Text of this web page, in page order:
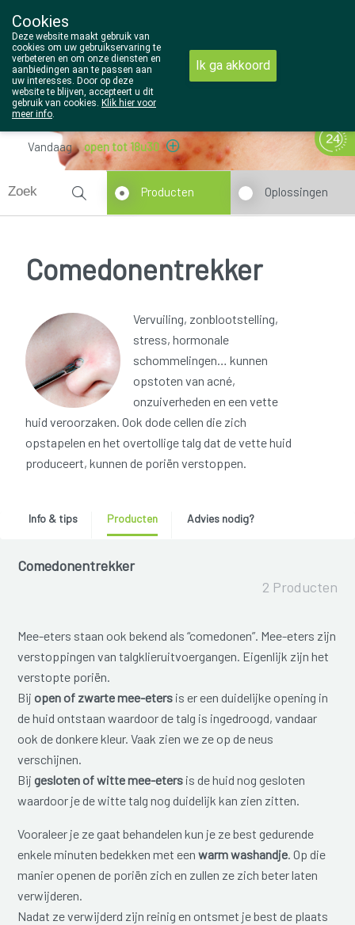
014/810298
Vandaag open tot 18u30
Producten Oplossingen
Comedonentrekker
Vervuiling, zonblootstelling,
stress, hormonale
schommelingen… kunnen
opstoten van acné,
onzuiverheden en een vette
huid veroorzaken. Ook dode cellen die zich
opstapelen en het overtollige talg dat de vette huid
produceert, kunnen de poriën verstoppen.
Info & tips Producten Advies nodig?
Comedonentrekker
2 Producten
Mee-eters staan ook bekend als “comedonen”. Mee-eters zijn
verstoppingen van talgklieruitvoergangen. Eigenlijk zijn het
verstopte poriën.
Bijopen of zwarte mee-eters is er een duidelijke opening in
de huid ontstaan waardoor de talg is ingedroogd, vandaar
ook de donkere kleur. Vaak zien we ze op de neus
verschijnen.
Bijgesloten of witte mee-eters is de huid nog gesloten
waardoor je de witte talg nog duidelijk kan zien zitten.
Vooraleer je ze gaat behandelen kun je ze best gedurende
enkele minuten bedekken met een warm washandje. Op die
manier openen de poriën zich en zullen ze zich beter laten
verwijderen.
Nadat ze verwijderd zijn reinig en ontsmet je best de plaats
Cookies
Deze website maakt gebruik van
cookies om uw gebruikservaring te
verbeteren en om onze diensten en
aanbiedingen aan te passen aan
uw interesses. Door op deze
website te blijven, accepteert u dit
gebruik van cookies. Klik hier voor
meer info.
Ik ga akkoord